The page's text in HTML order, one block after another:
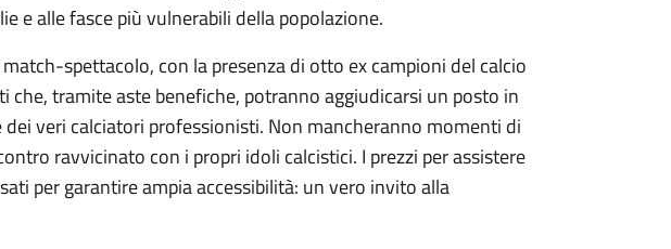
e alle fasce più vulnerabili della popolazione.
spettacolo, con la presenza di otto ex campioni del calcio
che, tramite aste benefiche, potranno aggiudicarsi un posto in
veri calciatori professionisti. Non mancheranno momenti di
ravvicinato con i propri idoli calcistici. I prezzi per assistere
per garantire ampia accessibilità: un vero invito alla